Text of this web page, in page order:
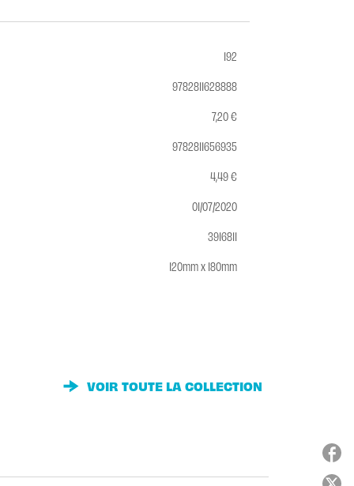
192
9782811628888
7,20 €
9782811656935
4,49 €
01/07/2020
3916811
120mm x 180mm
VOIR TOUTE LA COLLECTION